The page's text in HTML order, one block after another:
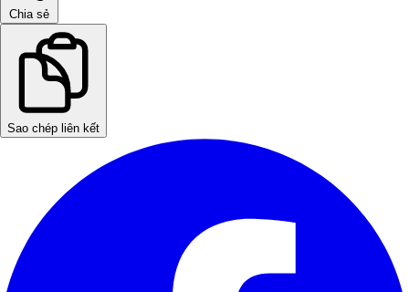
Chia sẻ
Sao chép liên kết